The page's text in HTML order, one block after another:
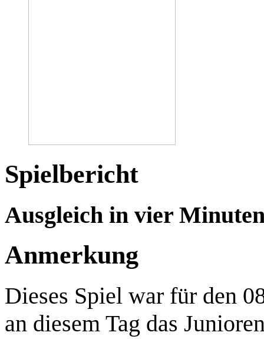
Spielbericht
Ausgleich in vier
Anmerkung
Dieses Spiel war für den
an diesem Tag das